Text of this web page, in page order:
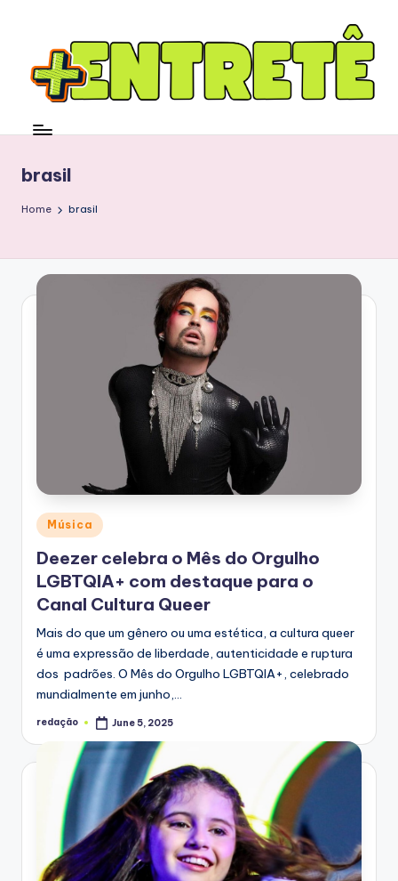
brasil
Home brasil
Posted
in
Música
Deezer celebra o Mês do Orgulho
LGBTQIA+ com destaque para o
Canal Cultura Queer
Mais do que um gênero ou uma estética, a cultura queer
é uma expressão de liberdade, autenticidade e ruptura
dos padrões. O Mês do Orgulho LGBTQIA+, celebrado
mundialmente em junho,…
Posted
redação June 5, 2025